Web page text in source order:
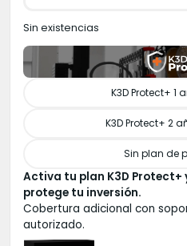
Sin existencias
K3D Protect+ 1
K3D Protect+ 2
Sin plan de
Activa tu plan K3D Protect+
protege tu inversión.
Cobertura adicional con
autorizado.